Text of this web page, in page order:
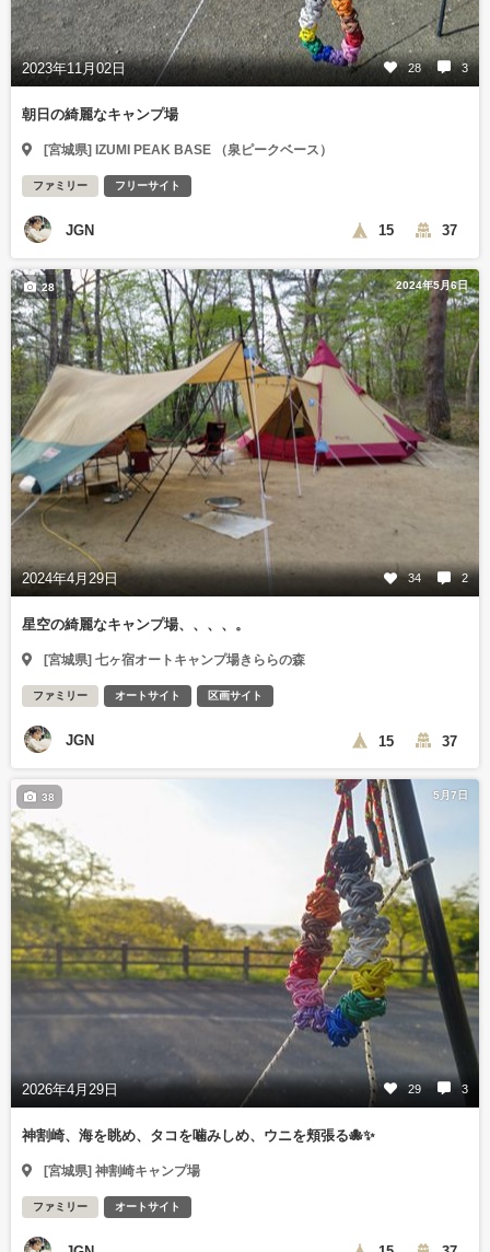
2023年11月02日 28 3
朝日の綺麗なキャンプ場
[宮城県] IZUMI PEAK BASE （泉ピークベース）
ファミリー フリーサイト
JGN 15 37
2024年5月6日
2024年4月29日 34 2
28
星空の綺麗なキャンプ場、、、、。
[宮城県] 七ヶ宿オートキャンプ場きららの森
ファミリー オートサイト 区画サイト
JGN 15 37
5月7日
2026年4月29日 29 3
38
神割崎、海を眺め、タコを噛みしめ、ウニを頬張る🐙✨
[宮城県] 神割崎キャンプ場
ファミリー オートサイト